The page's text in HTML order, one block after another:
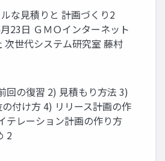
な見積りと 計画づくり2
23日 ＧＭＯインターネット
次世代システム研究室 藤村
回の復習 2) 見積もり方法 3)
付け方 4) リリース計画の作
テレーション計画の作り方
2